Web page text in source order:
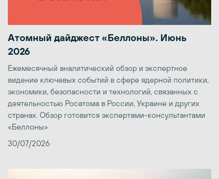
Атомный дайджест «Беллоны». Июнь
2026
Ежемесячный аналитический обзор и экспертное
видение ключевых событий в сфере ядерной политики,
экономики, безопасности и технологий, связанных с
деятельностью Росатома в России, Украине и других
странах. Обзор готовится экспертами-консультантами
«Беллоны»
30/07/2026